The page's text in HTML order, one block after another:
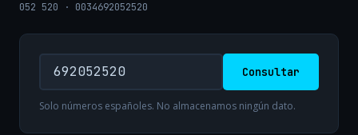
052 520 · 0034692052520
Consultar
Solo números españoles. No almacenamos ningún dato.